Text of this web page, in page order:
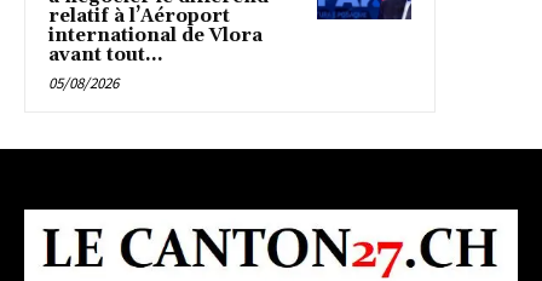
relatif à l’Aéroport
international de Vlora
avant tout...
05/08/2026